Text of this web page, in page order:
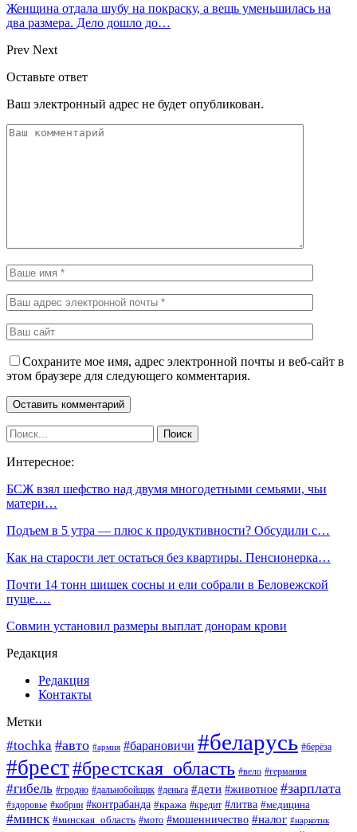
Женщина отдала шубу на покраску, а вещь уменьшилась на
два размера. Дело дошло до…
Prev Next
Оставьте ответ
Ваш электронный адрес не будет опубликован.
Сохраните мое имя, адрес электронной почты и веб-сайт в
этом браузере для следующего комментария.
Интересное:
БСЖ взял шефство над двумя многодетными семьями, чьи
матери…
Подъем в 5 утра — плюс к продуктивности? Обсудили с…
Как на старости лет остаться без квартиры. Пенсионерка…
Почти 14 тонн шишек сосны и ели собрали в Беловежской
пуще.…
Совмин установил размеры выплат донорам крови
Редакция
Редакция
Контакты
Метки
#tochka #авто #армия #барановичи #беларусь #берёза
#брест#брестская_область #вело #германия
#гибель #гродно #дальнобойщик #деньга #дети #животное #зарплата
#здоровье #кобрин #контрабанда #кража #кредит #литва #медицина
#минск #минская_область #мото #мошенничество #налог #наркотик